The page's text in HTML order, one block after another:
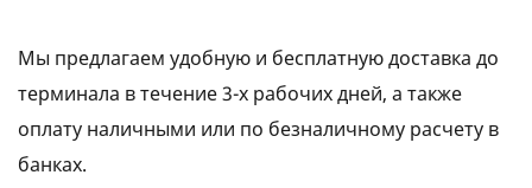
Мы предлагаем удобную и бесплатную доставка до
терминала в течение 3-х рабочих дней, а также
оплату наличными или по безналичному расчету в
банках.